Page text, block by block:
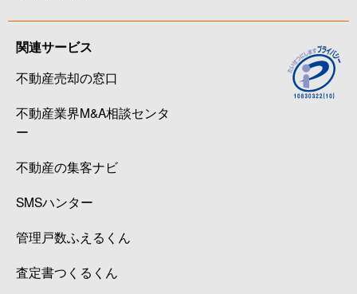
関連サービス
不動産売却の窓口
不動産業界M&A相談センタ
ー
不動産の集客ナビ
SMSハンター
管理戸数ふえるくん
査定書つくるくん